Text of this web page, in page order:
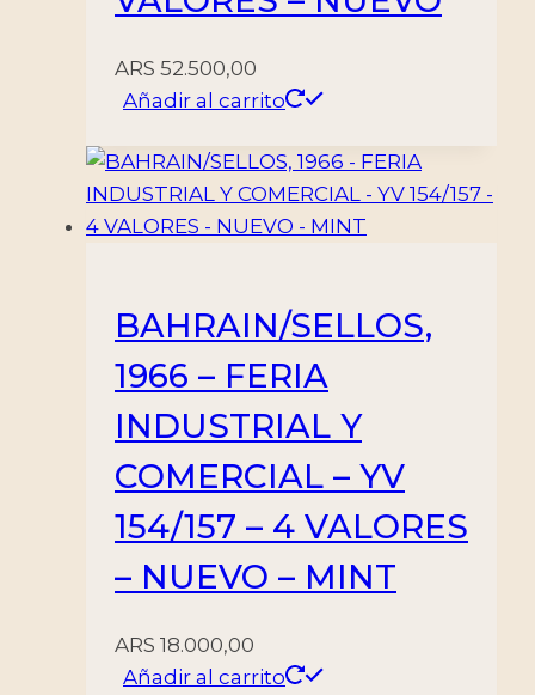
ARS 52.500,00
Añadir al carrito
BAHRAIN/SELLOS,
1966 – FERIA
INDUSTRIAL Y
COMERCIAL – YV
154/157 – 4 VALORES
– NUEVO – MINT
ARS 18.000,00
Añadir al carrito